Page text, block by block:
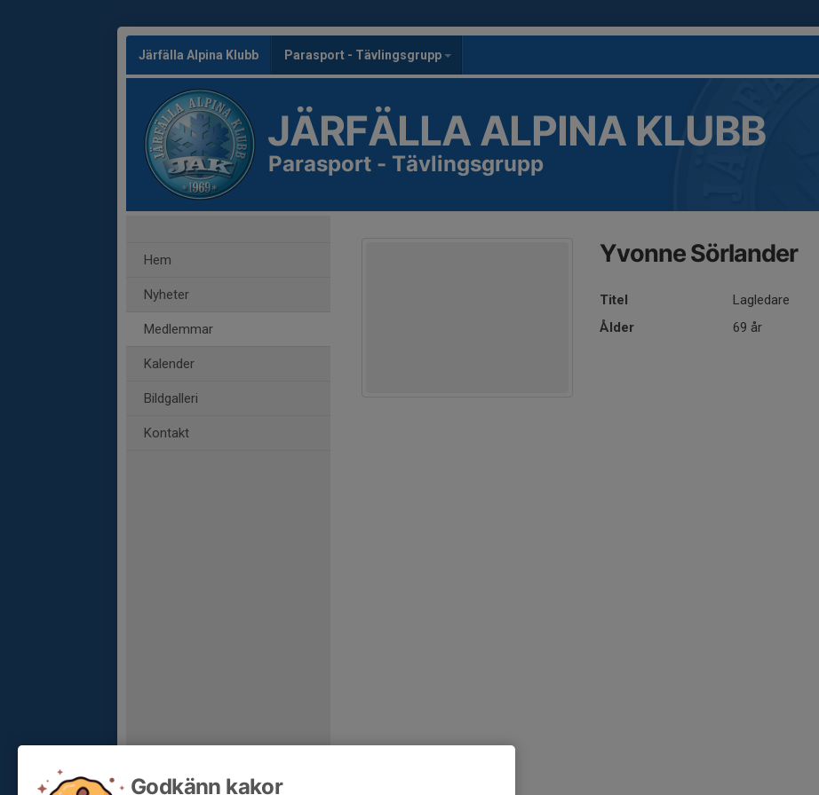
Järfälla Alpina Klubb Parasport - Tävlingsgrupp
JÄRFÄLLA ALPINA KLUBB
Parasport - Tävlingsgrupp
Hem
Nyheter
Medlemmar
Kalender
Bildgalleri
Kontakt
Yvonne Sörlander
Titel
Lagledare
Ålder
69 år
Godkänn kakor